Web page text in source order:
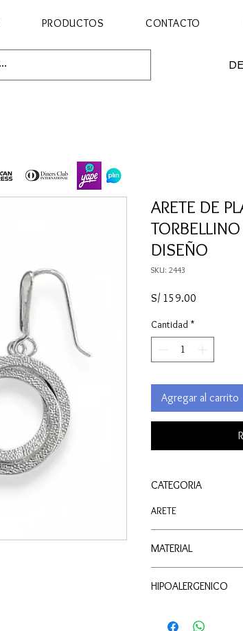
PRODUCTOS CONTACTO
ARETE DE
DISEÑO
SKU: 2443
S/ 159.00
Cantidad *
Agregar al carrito
CATEGORIA
ARETE
MATERIAL
HIPOALERGENICO